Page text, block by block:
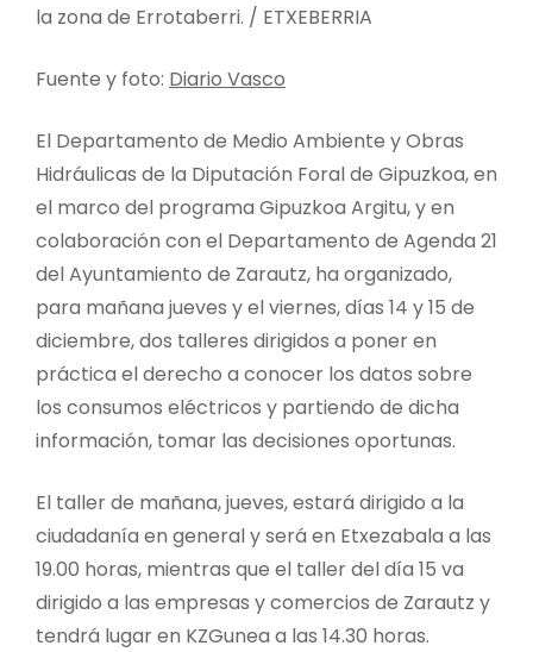
la zona de Errotaberri. / ETXEBERRIA
Fuente y foto: Diario Vasco
El Departamento de Medio Ambiente y Obras
Hidráulicas de la Diputación Foral de Gipuzkoa, en
el marco del programa Gipuzkoa Argitu, y en
colaboración con el Departamento de Agenda 21
del Ayuntamiento de Zarautz, ha organizado,
para mañana jueves y el viernes, días 14 y 15 de
diciembre, dos talleres dirigidos a poner en
práctica el derecho a conocer los datos sobre
los consumos eléctricos y partiendo de dicha
información, tomar las decisiones oportunas.
El taller de mañana, jueves, estará dirigido a la
ciudadanía en general y será en Etxezabala a las
19.00 horas, mientras que el taller del día 15 va
dirigido a las empresas y comercios de Zarautz y
tendrá lugar en KZGunea a las 14.30 horas.